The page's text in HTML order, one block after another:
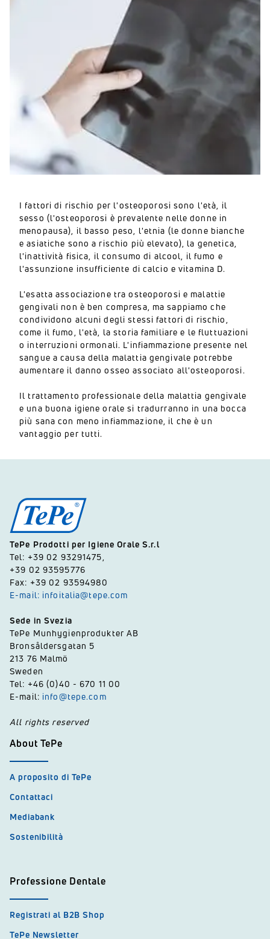
I fattori di rischio per l'osteoporosi sono l'età, il
sesso (l'osteoporosi è prevalente nelle donne in
menopausa), il basso peso, l'etnia (le donne bianche
e asiatiche sono a rischio più elevato), la genetica,
l'inattività fisica, il consumo di alcool, il fumo e
l'assunzione insufficiente di calcio e vitamina D.
L'esatta associazione tra osteoporosi e malattie
gengivali non è ben compresa, ma sappiamo che
condividono alcuni degli stessi fattori di rischio,
come il fumo, l'età, la storia familiare e le fluttuazioni
o interruzioni ormonali. L'infiammazione presente nel
sangue a causa della malattia gengivale potrebbe
aumentare il danno osseo associato all'osteoporosi.
Il trattamento professionale della malattia gengivale
e una buona igiene orale si tradurranno in una bocca
più sana con meno infiammazione, il che è un
vantaggio per tutti.
TePe Prodotti per Igiene Orale S.r.l
Tel: +39 02 93291475,
+39 02 93595776
Fax: +39 02 93594980
E-mail: infoitalia@tepe.com
Sede in Svezia
TePe Munhygienprodukter AB
Bronsåldersgatan 5
213 76 Malmö
Sweden
Tel: +46 (0)40 - 670 11 00
E-mail: info@tepe.com
All rights reserved
About TePe
A proposito di TePe
Contattaci
Mediabank
Sostenibilità
Professione Dentale
Registrati al B2B Shop
TePe Newsletter